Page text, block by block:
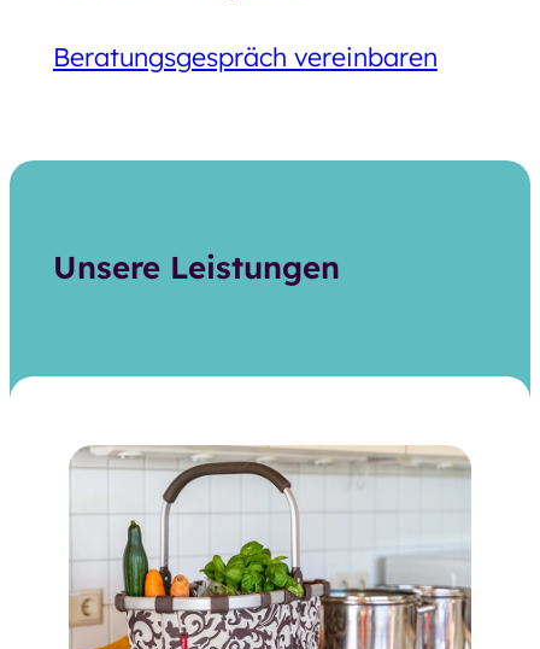
Beratungsgespräch vereinbaren
Unsere Leistungen